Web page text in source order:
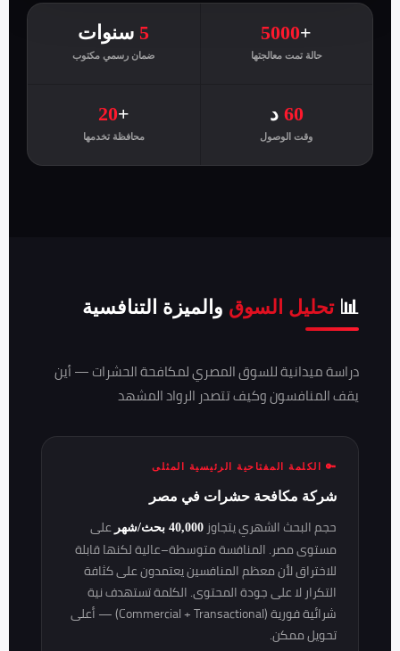
+
5000
حالة تمت معالجتها
5 سنوات
ضمان رسمي مكتوب
60 د
وقت الوصول
+
20
محافظة تخدمها
📊تحليل السوق والميزة التنافسية
دراسة ميدانية للسوق المصري لمكافحة الحشرات — أين
يقف المنافسون وكيف تتصدر الرواد المشهد
🔑 الكلمة المفتاحية الرئيسية المثلى
شركة مكافحة حشرات في مصر
حجم البحث الشهري يتجاوز 40,000 بحث/شهر
على
مستوى مصر. المنافسة متوسطة–عالية لكنها قابلة
للاختراق لأن معظم المنافسين يعتمدون على كثافة
التكرار لا على جودة المحتوى. الكلمة تستهدف نية
شرائية فورية (Commercial + Transactional) — أعلى
تحويل ممكن.